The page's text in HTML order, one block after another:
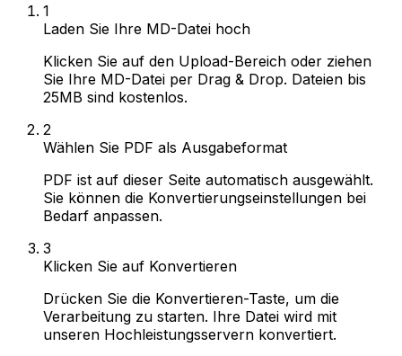
1
Laden Sie Ihre MD-Datei hoch
Klicken Sie auf den Upload-Bereich oder ziehen
Sie Ihre MD-Datei per Drag & Drop. Dateien bis
25MB sind kostenlos.
2
Wählen Sie PDF als Ausgabeformat
PDF ist auf dieser Seite automatisch ausgewählt.
Sie können die Konvertierungseinstellungen bei
Bedarf anpassen.
3
Klicken Sie auf Konvertieren
Drücken Sie die Konvertieren-Taste, um die
Verarbeitung zu starten. Ihre Datei wird mit
unseren Hochleistungsservern konvertiert.